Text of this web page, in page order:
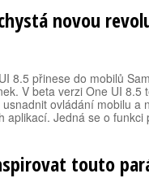
novou
8.5 přinese do mobilů
V beta verzi One UI 8.5
ovládání mobilu a
aplikací. Jedná se o
touto